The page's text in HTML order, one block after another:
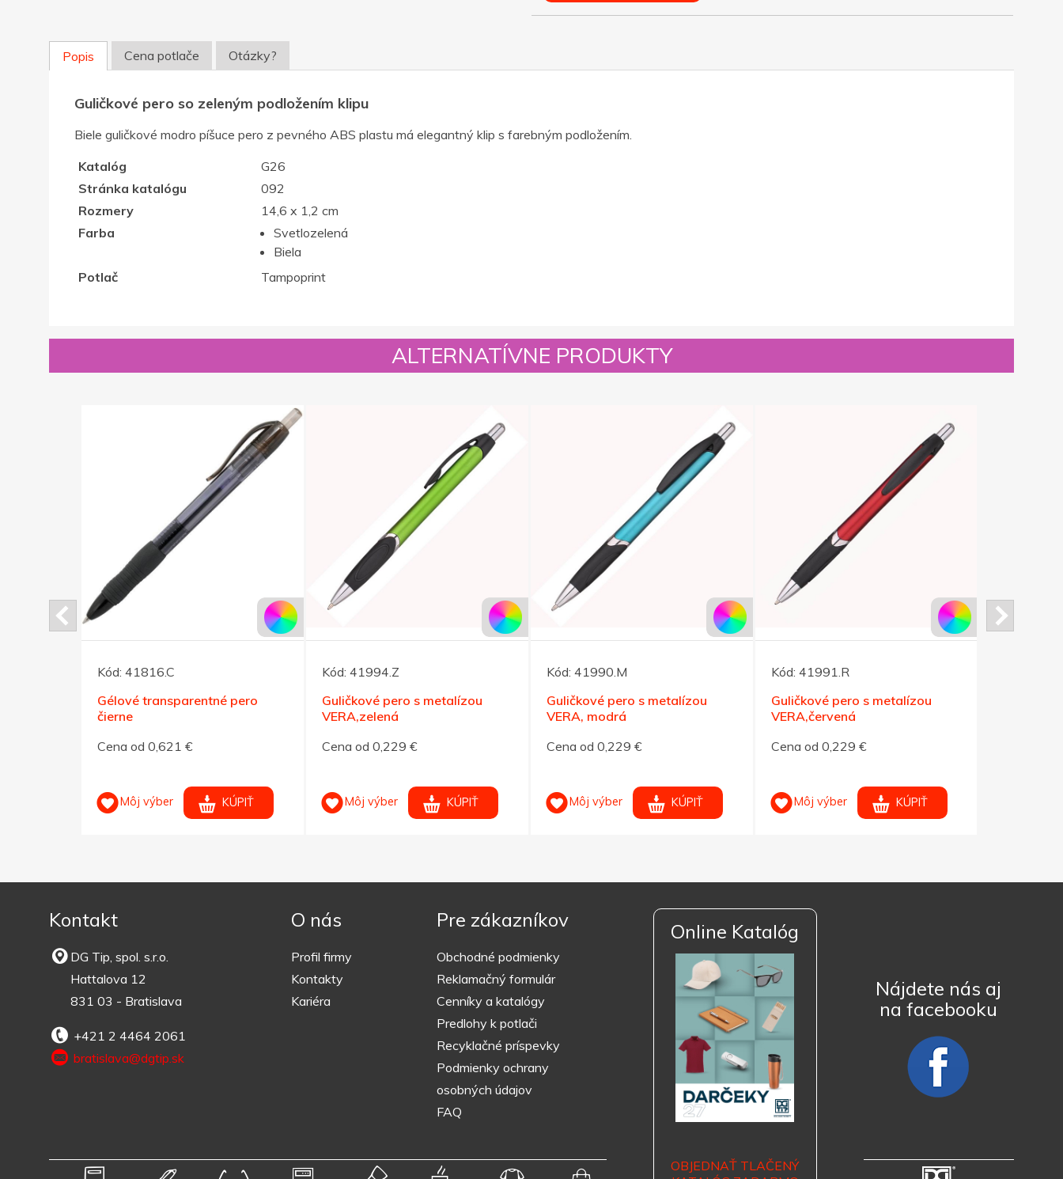
Popis Cena potlače Otázky?
Guličkové pero so zeleným podložením klipu
Biele guličkové modro píšuce pero z pevného ABS plastu má elegantný klip s farebným podložením.
Katalóg
G26
Stránka katalógu
092
Rozmery
14,6 x 1,2 cm
Farba
Svetlozelená
Biela
Potlač
Tampoprint
ALTERNATÍVNE PRODUKTY
Kód: 41816.C
Gélové transparentné pero
čierne
Cena od 0,621 €
Môj výber KÚPIŤ
Kód: 41994.Z
Guličkové pero s metalízou
VERA,zelená
Cena od 0,229 €
Môj výber KÚPIŤ
Kód: 41990.M
Guličkové pero s metalízou
VERA, modrá
Cena od 0,229 €
Môj výber KÚPIŤ
Kód: 41991.R
Guličkové pero s metalízou
VERA,červená
Cena od 0,229 €
Môj výber KÚPIŤ
Kontakt
DG Tip, spol. s.r.o.
Hattalova 12
831 03 - Bratislava
+421 2 4464 2061
bratislava@dgtip.sk
O nás
Profil firmy
Kontakty
Kariéra
Pre zákazníkov
Obchodné podmienky
Reklamačný formulár
Cenníky a katalógy
Predlohy k potlači
Recyklačné príspevky
Podmienky ochrany
osobných údajov
FAQ
Online Katalóg
OBJEDNAŤ TLAČENÝ
Nájdete nás aj
na facebooku